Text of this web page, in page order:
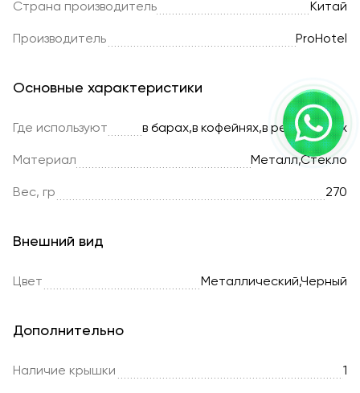
Страна производитель Китай
Производитель ProHotel
Основные характеристики
Где используют в барах,в кофейнях,в ресторанах
Материал Металл,Стекло
Вес, гр 270
Внешний вид
Цвет Металлический,Черный
Дополнительно
Наличие крышки 1